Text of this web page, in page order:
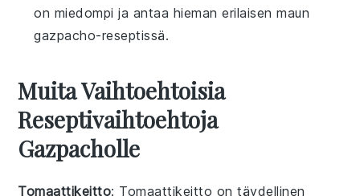
on miedompi ja antaa hieman erilaisen maun
gazpacho-reseptissä.
Muita Vaihtoehtoisia
Reseptivaihtoehtoja
Gazpacholle
Tomaattikeitto: Tomaattikeitto on täydellinen